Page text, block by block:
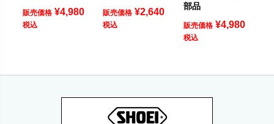
販売価格 ¥4,980
税込
販売価格 ¥2,640
税込
部品
販売価格 ¥4,980
税込